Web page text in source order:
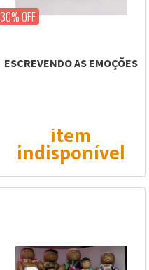
30% OFF
ESCREVENDO AS EMOÇÕES
item
indisponível